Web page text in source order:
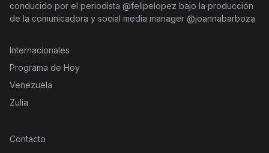
conducido por el periodista @felipelopez bajo la producción
de la comunicadora y social media manager @joannabarboza
Internacionales
Programa de Hoy
Venezuela
Zulia
Contacto